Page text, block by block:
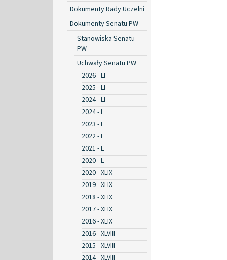
Dokumenty Rady Uczelni
Dokumenty Senatu PW
Stanowiska Senatu
PW
Uchwały Senatu PW
2026 - LI
2025 - LI
2024 - LI
2024 - L
2023 - L
2022 - L
2021 - L
2020 - L
2020 - XLIX
2019 - XLIX
2018 - XLIX
2017 - XLIX
2016 - XLIX
2016 - XLVIII
2015 - XLVIII
2014 - XLVIII